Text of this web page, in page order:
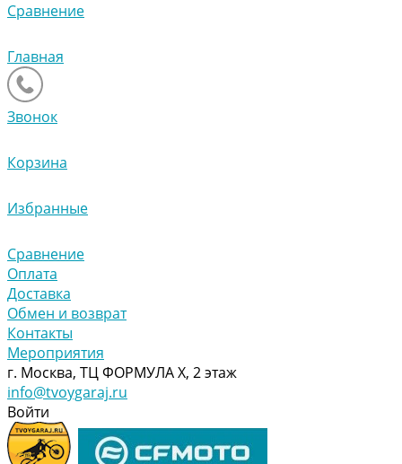
Сравнение
Главная
Звонок
Корзина
Избранные
Сравнение
Оплата
Доставка
Обмен и возврат
Контакты
Мероприятия
г. Москва, ТЦ ФОРМУЛА Х, 2 этаж
info@tvoygaraj.ru
Войти